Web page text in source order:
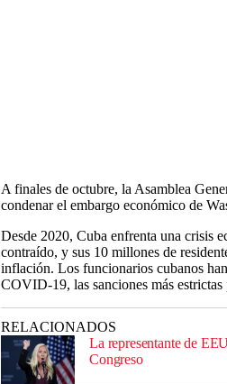
A finales de octubre, la Asamblea
condenar el embargo económico de
Desde 2020, Cuba enfrenta una crisis
contraído, y sus 10 millones de
inflación. Los funcionarios cubanos
COVID-19, las sanciones más
RELACIONADOS
La representante de
Congreso